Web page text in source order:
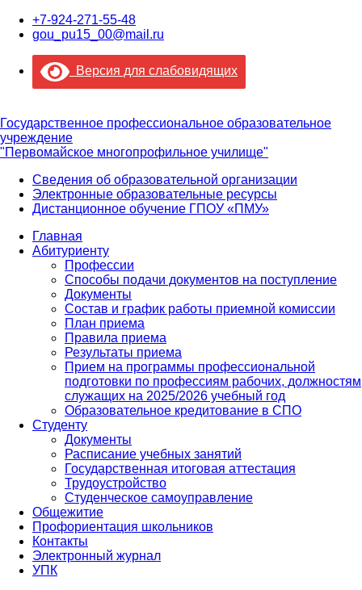
+7-924-271-55-48
gou_pu15_00@mail.ru
Версия для слабовидящих
Государственное профессиональное образовательное
учреждение
"Первомайское многопрофильное училище"
Сведения об образовательной организации
Электронные образовательные ресурсы
Дистанционное обучение ГПОУ «ПМУ»
Главная
Абитуриенту
Профессии
Способы подачи документов на поступление
Документы
Состав и график работы приемной комиссии
План приема
Правила приема
Результаты приема
Прием на программы профессиональной
подготовки по профессиям рабочих, должностям
служащих на 2025/2026 учебный год
Образовательное кредитование в СПО
Студенту
Документы
Расписание учебных занятий
Государственная итоговая аттестация
Трудоустройство
Студенческое самоуправление
Общежитие
Профориентация школьников
Контакты
Электронный журнал
УПК